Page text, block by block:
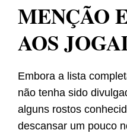
MENÇÃO
AOS
Embora a lista
não tenha sido
alguns rostos
descansar um pouco